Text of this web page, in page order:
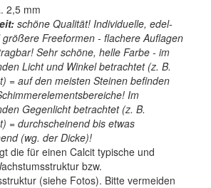
2,5 mm
schöne Qualität! Individuelle, edel-
Freeformen - flachere Auflagen
Sehr schöne, helle Farbe - im
Licht und Winkel betrachtet (z. B.
= auf den meisten Steinen befinden
Im
Gegenlicht betrachtet (z. B.
= durchscheinend bis etwas
(wg. der Dicke)!
die für einen Calcit typische und
bzw.
(siehe Fotos). Bitte vermeiden